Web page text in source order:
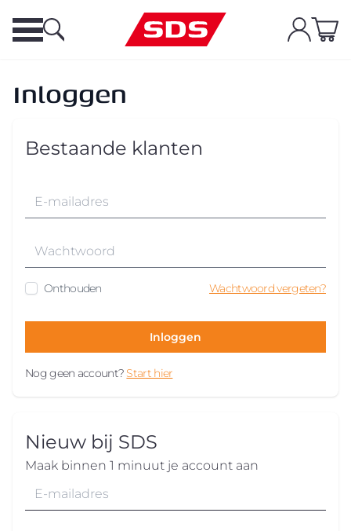
Inloggen
Bestaande klanten
Onthouden Wachtwoord vergeten?
Inloggen
Nog geen account? Start hier
Nieuw bij SDS
Maak binnen 1 minuut je account aan